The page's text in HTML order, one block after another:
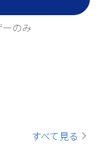
のみ
すべて見る